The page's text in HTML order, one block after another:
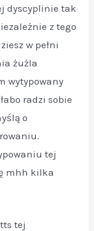
dyscyplinie tak
z tego
w pełni
żużla
wytypowany
radzi sobie
o
tej
mhh kilka
tej